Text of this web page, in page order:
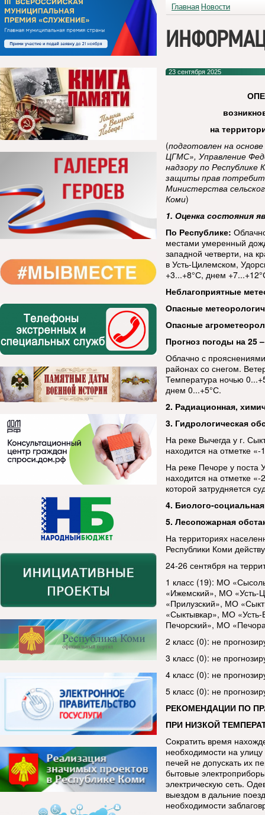
Главная Новости
23 сентября 2025
на
(подготовлен на
ЦГМС», Управление
надзору по Республике
защиты прав
Министерства
Коми)
1. Оценка состояния
По Республике:
местами умеренный
западной четверти, на
в Усть-Цилемском,
+3...+8°С, днем
Неблагоприятные
Опасные
Опасные
Прогноз погоды на 25
Облачно с
районах со снегом.
Температура ночью
днем 0...+5°С.
2. Радиационная,
3. Гидрологическая
На реке Вычегда у г.
находится на отметке
На реке Печоре у поста
находится на отметке
которой затрудняется
4. Биолого-
5. Лесопожарная
На территориях
Республики Коми
24-26 сентября на
1 класс (19): МО
«Ижемский», МО
«Прилузский», МО
«Сыктывкар», МО
Печорский», МО
2 класс (0): не
3 класс (0): не
4 класс (0): не
5 класс (0): не
РЕКОМЕНДАЦИИ ПО
ПРИ НИЗКОЙ
Сократить время
необходимости на
печей не допускать их
бытовые
электрическую сеть.
выездом в дальние
необходимости